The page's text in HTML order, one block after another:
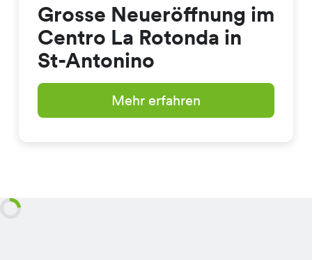
Grosse Neueröffnung im
Centro La Rotonda in
St-Antonino
Mehr erfahren